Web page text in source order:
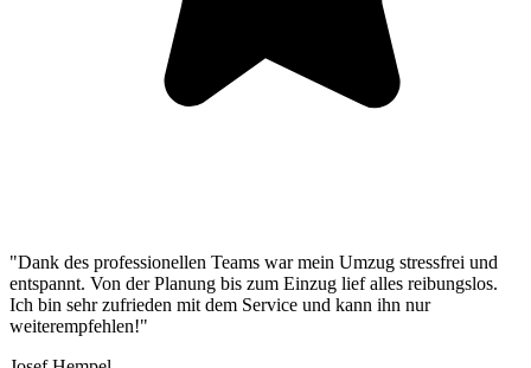
"Dank des professionellen Teams war mein Umzug stressfrei und
entspannt. Von der Planung bis zum Einzug lief alles reibungslos.
Ich bin sehr zufrieden mit dem Service und kann ihn nur
weiterempfehlen!"